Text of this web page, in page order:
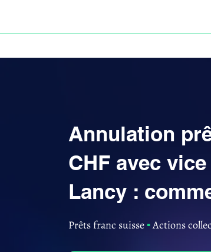
Annulation
CHF avec
Lancy :
Prêts franc suisse ▪︎Actions